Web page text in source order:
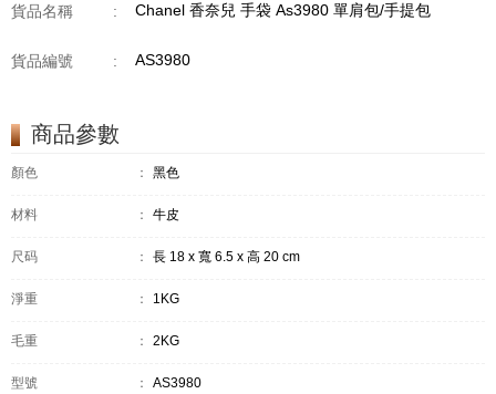
貨品名稱 : Chanel 香奈兒 手袋 As3980 單肩包/手提包
貨品編號 : AS3980
商品參數
顏色 ： 黑色
材料 ： 牛皮
尺码 ： 長 18 x 寬 6.5 x 高 20 cm
淨重 ： 1KG
毛重 ： 2KG
型號 ： AS3980